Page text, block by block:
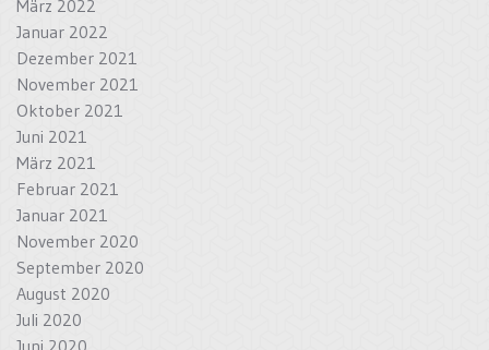
März 2022
Januar 2022
Dezember 2021
November 2021
Oktober 2021
Juni 2021
März 2021
Februar 2021
Januar 2021
November 2020
September 2020
August 2020
Juli 2020
Juni 2020